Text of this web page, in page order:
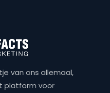
van ons allemaal,
platform voor